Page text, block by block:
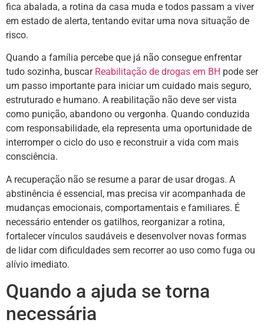
fica abalada, a rotina da casa muda e todos passam a viver
em estado de alerta, tentando evitar uma nova situação de
risco.
Quando a família percebe que já não consegue enfrentar
tudo sozinha, buscar Reabilitação de drogas em BH pode ser
um passo importante para iniciar um cuidado mais seguro,
estruturado e humano. A reabilitação não deve ser vista
como punição, abandono ou vergonha. Quando conduzida
com responsabilidade, ela representa uma oportunidade de
interromper o ciclo do uso e reconstruir a vida com mais
consciência.
A recuperação não se resume a parar de usar drogas. A
abstinência é essencial, mas precisa vir acompanhada de
mudanças emocionais, comportamentais e familiares. É
necessário entender os gatilhos, reorganizar a rotina,
fortalecer vínculos saudáveis e desenvolver novas formas
de lidar com dificuldades sem recorrer ao uso como fuga ou
alívio imediato.
Quando a ajuda se torna
necessária